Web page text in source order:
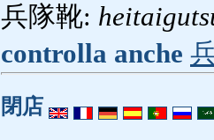
兵隊靴:
controlla anche
閉店